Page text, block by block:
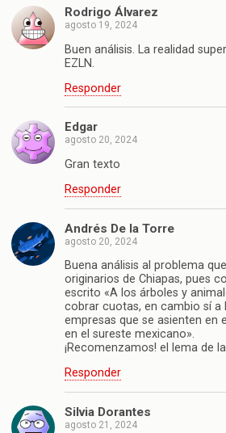
Rodrigo Álvarez
agosto 19, 2024
Buen análisis. La realidad
EZLN.
Responder
Edgar
agosto 20, 2024
Gran texto
Responder
Andrés De la Torre
agosto 20, 2024
Buena análisis al problema
originarios de Chiapas, pues
escrito «A los árboles y
cobrar cuotas, en cambio sí a
empresas que se asienten en
en el sureste mexicano».
¡Recomenzamos! el lema de
Responder
Silvia Dorantes
agosto 21, 2024